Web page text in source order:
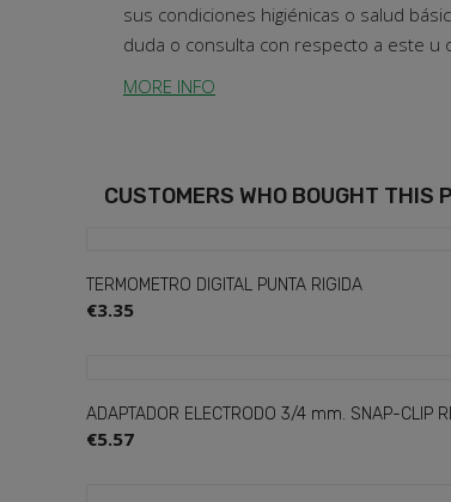
sus condiciones higiénicas o salud
duda o consulta con respecto a este
MORE INFO
CUSTOMERS WHO BOUGHT THIS
TERMOMETRO DIGITAL PUNTA RIGIDA
€3.35
ADAPTADOR ELECTRODO 3/4 mm. SNAP-CLIP
€5.57